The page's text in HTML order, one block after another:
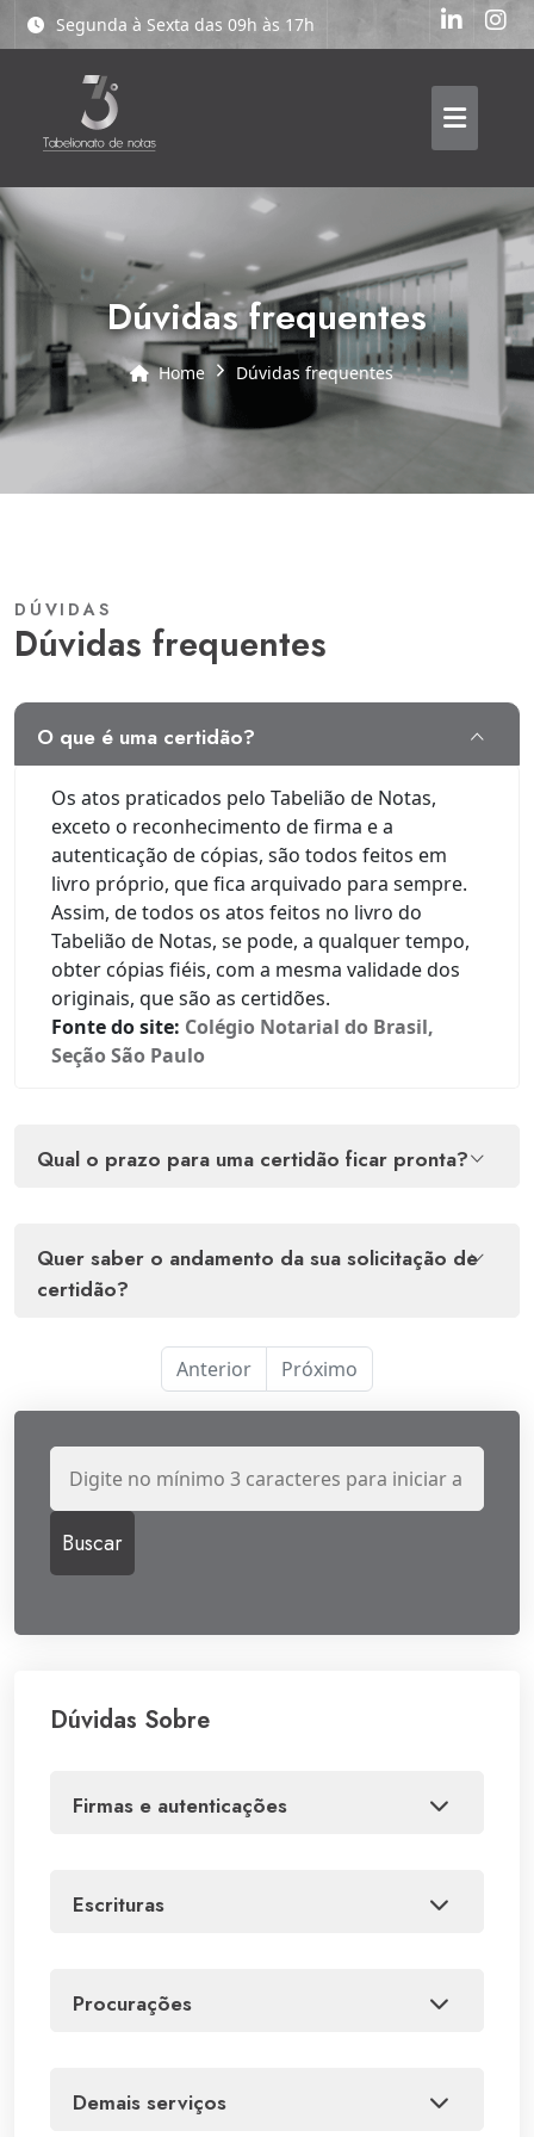
Segunda à Sexta das 09h às 17h
dúvidas frequentes
Home dúvidas frequentes
DÚVIDAS
dúvidas frequentes
o que é uma certidão?
Os atos praticados pelo Tabelião de Notas,
exceto o reconhecimento de firma e a
autenticação de cópias, são todos feitos em
livro próprio, que fica arquivado para sempre.
Assim, de todos os atos feitos no livro do
Tabelião de Notas, se pode, a qualquer tempo,
obter cópias fiéis, com a mesma validade dos
originais, que são as certidões.
Fonte do site: Colégio Notarial do Brasil,
Seção São Paulo
qual o prazo para uma certidão ficar pronta?
quer saber o andamento da sua solicitação de
certidão?
Anterior Próximo
Dúvidas Sobre
firmas e autenticações
escrituras
procurações
demais serviços